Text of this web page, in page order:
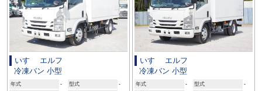
いすゞ エルフ
冷凍バン 小型
年式 - 型式
-
いすゞ エルフ
冷凍バン 小型
年式 - 型式
-